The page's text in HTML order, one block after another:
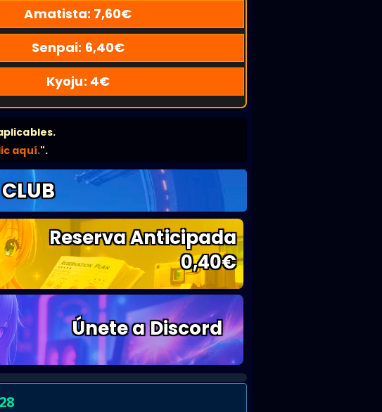
Amatista: 7,60€
Senpai: 6,40€
Kyoju: 4€
aquí.".
Reserva Anticipada
0,40€
Únete a Discord